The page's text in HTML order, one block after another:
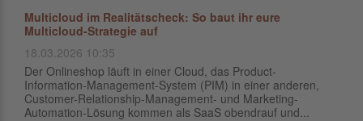
Multicloud im Realitätscheck: So baut ihr eure
Multicloud-Strategie auf
18.03.2026 10:35
Der Onlineshop läuft in einer Cloud, das Product-
Information-Management-System (PIM) in einer anderen,
Customer-Relationship-Management- und Marketing-
Automation-Lösung kommen als SaaS obendrauf und...